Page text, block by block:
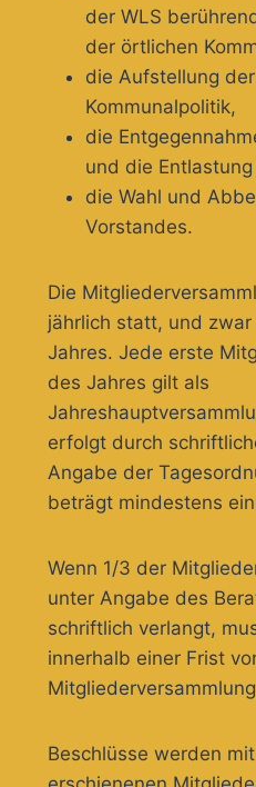
der WLS
der örtlichen
die Aufstellung
Kommunalpolitik,
die
und die
die Wahl und
Vorstandes.
Die
jährlich statt, und zwar
Jahres. Jede erste
des Jahres gilt als
erfolgt durch
Angabe der
beträgt mindestens
Wenn 1/3 der
unter Angabe des
schriftlich verlangt,
innerhalb einer Frist
Beschlüsse werden